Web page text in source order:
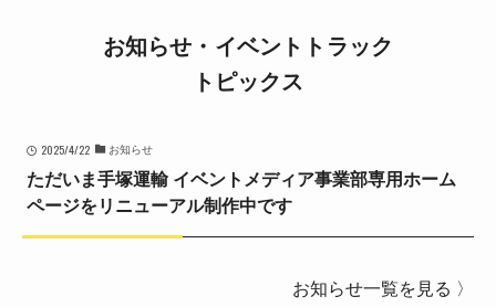
お知らせ・イベントトラック
トピックス
2025/4/22 お知らせ
ただいま手塚運輸 イベントメディア事業部専用ホーム
ページをリニューアル制作中です
お知らせ一覧を見る 〉